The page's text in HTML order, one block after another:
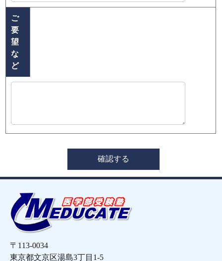
ご
要
望
な
ど
〒113-0034
東京都文京区湯島3丁目1-5